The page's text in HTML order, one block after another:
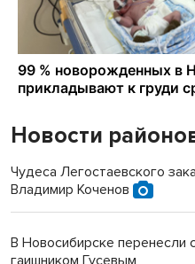
Новости
Чудеса Легостаевского
Владимир Коченов
В Новосибирске перенесли